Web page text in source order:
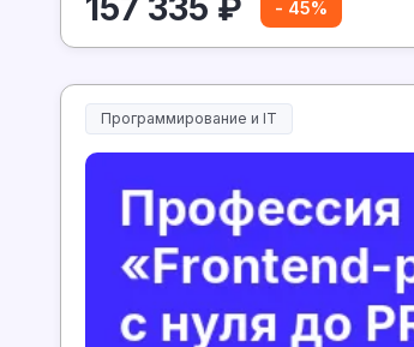
157 335 ₽ - 45%
Программирование и IT